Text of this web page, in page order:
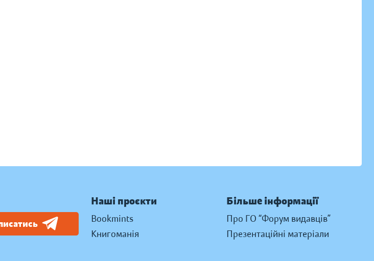
Наші проєкти
Bookmints
Книгоманія
Більше інформації
Про ГО “Форум видавців”
Презентаційні матеріали